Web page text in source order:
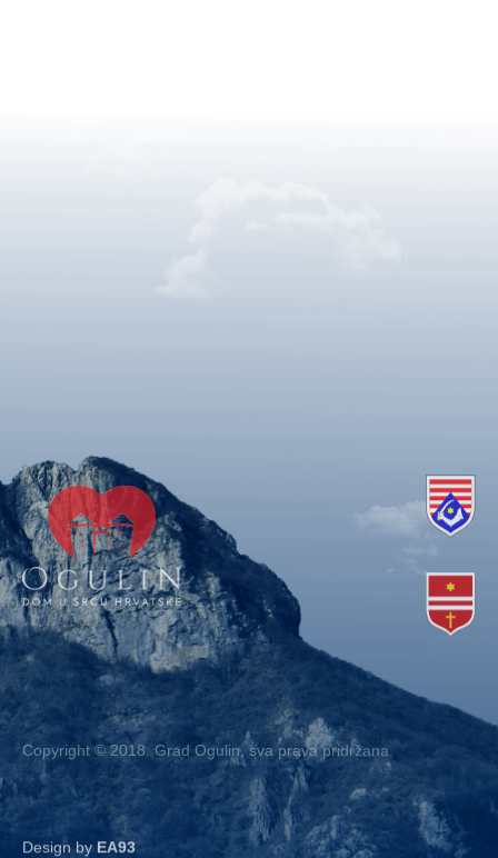
Copyright © 2018. Grad Ogulin, sva prava pridržana.
Design by EA93